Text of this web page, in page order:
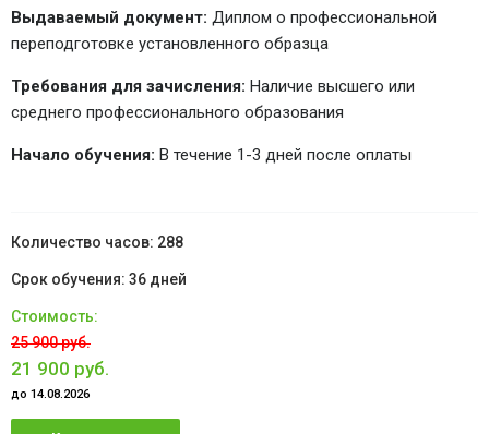
Выдаваемый документ: Диплом о профессиональной
переподготовке установленного образца
Требования для зачисления: Наличие высшего или
среднего профессионального образования
Начало обучения: В течение 1-3 дней после оплаты
288
36 дней
25 900 руб.
21 900 руб.
до 14.08.2026